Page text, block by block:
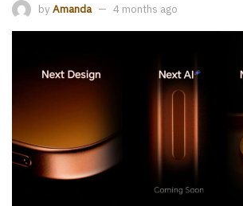
by Amanda 4 months ago